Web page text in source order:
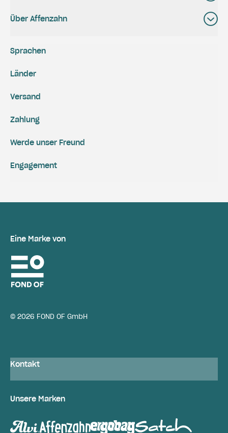
Über Affenzahn
Versand
Zahlung
Engagement
Werde unser Freund
Sprachen
Länder
Eine Marke von
© 2026 FOND OF GmbH
Kontakt
Unsere Marken